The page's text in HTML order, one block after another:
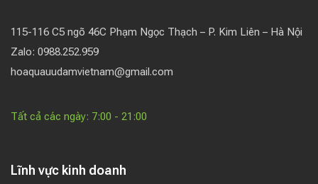
115-116 C5 ngõ 46C Phạm Ngọc Thạch – P. Kim Liên – Hà Nội
Zalo: 0988.252.959
hoaquauudamvietnam@gmail.com
Tất cả các ngày: 7:00 - 21:00
Lĩnh vực kinh doanh